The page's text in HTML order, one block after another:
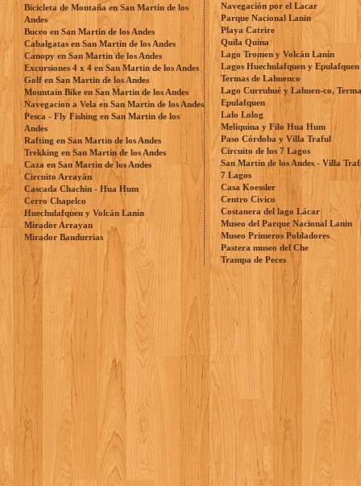
Bicicleta de Montaña en San Martin de los
Andes
Buceo en San Martin de los Andes
Cabalgatas en San Martin de los Andes
Canopy en San Martin de los Andes
Excursiones 4 x 4 en San Martin de los Andes
Golf en San Martin de los Andes
Mountain Bike en San Martin de los Andes
Navegacion a Vela en San Martin de los Andes
Pesca - Fly Fishing en San Martin de los
Andes
Rafting en San Martin de los Andes
Trekking en San Martin de los Andes
Caza en San Martin de los Andes
Circuito Arrayán
Cascada Chachin - Hua Hum
Cerro Chapelco
Huechulafquen y Volcán Lanín
Mirador Arrayan
Mirador Bandurrias
Navegación por el Lacar
Parque Nacional Lanin
Playa Catrire
Quila Quina
Lago Tromen y Volcán Lanín
Lagos Huechulafquen y Epulafquen
Termas de Lahuenco
Lago Curruhué y Lahuen-co,
Epulafquen
Lalo Lolog
Meliquina y Filo Hua Hum
Paso Córdoba y Villa Traful
Circuito de los 7 Lagos
San Martín de los Andes - Villa
7 Lagos
Casa Koessler
Centro Civico
Costanera del lago Lácar
Museo del Parque Nacional Lanin
Museo Primeros Pobladores
Pastera museo del Che
Trampa de Peces